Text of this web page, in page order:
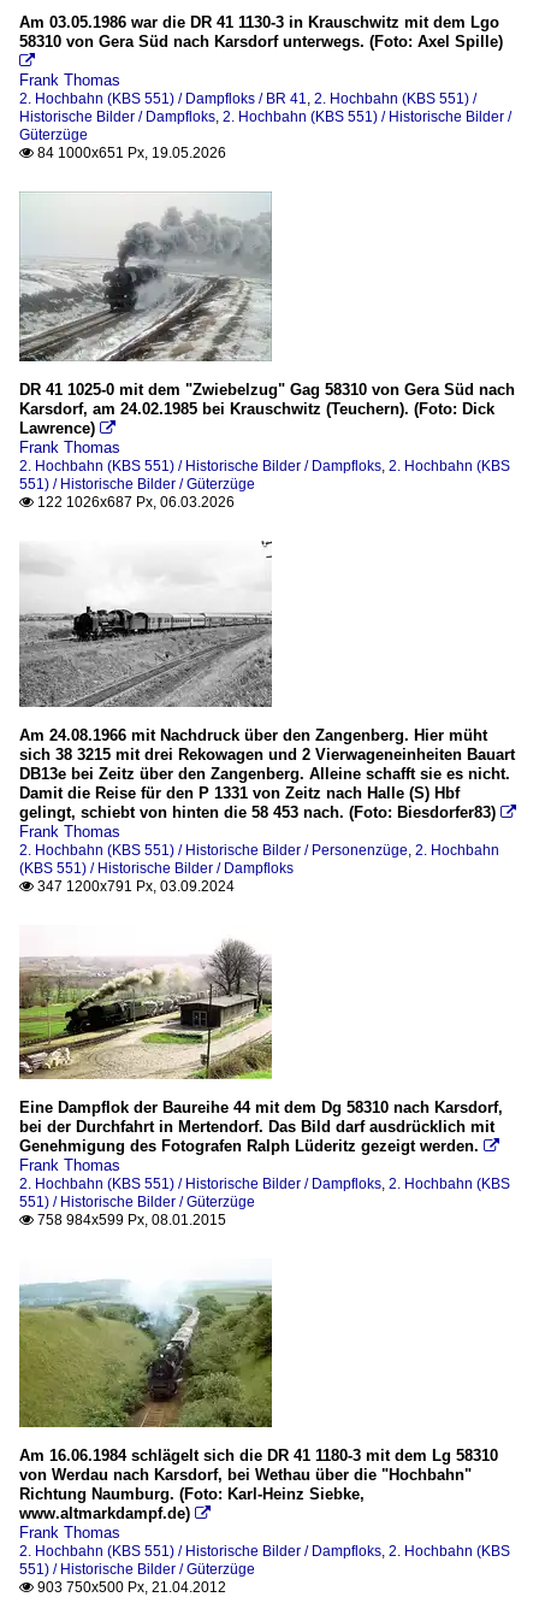
Historische Bilder
Güterzüge
Personenzüge
2009
2010
2015
Am 03.05.1986 war die DR 41 1130-3 in Krauschwitz mit dem Lgo
58310 von Gera Süd nach Karsdorf unterwegs. (Foto: Axel Spille)

Frank Thomas
2. Hochbahn (KBS 551) / Dampfloks / BR 41, 2. Hochbahn (KBS 551) /
Historische Bilder / Dampfloks, 2. Hochbahn (KBS 551) / Historische Bilder /
Güterzüge
 84 1000x651 Px, 19.05.2026
DR 41 1025-0 mit dem "Zwiebelzug" Gag 58310 von Gera Süd nach
Karsdorf, am 24.02.1985 bei Krauschwitz (Teuchern). (Foto: Dick
Lawrence) 
Frank Thomas
2. Hochbahn (KBS 551) / Historische Bilder / Dampfloks, 2. Hochbahn (KBS
551) / Historische Bilder / Güterzüge
 122 1026x687 Px, 06.03.2026
Am 24.08.1966 mit Nachdruck über den Zangenberg. Hier müht
sich 38 3215 mit drei Rekowagen und 2 Vierwageneinheiten Bauart
DB13e bei Zeitz über den Zangenberg. Alleine schafft sie es nicht.
Damit die Reise für den P 1331 von Zeitz nach Halle (S) Hbf
gelingt, schiebt von hinten die 58 453 nach. (Foto: Biesdorfer83) 
Frank Thomas
2. Hochbahn (KBS 551) / Historische Bilder / Personenzüge, 2. Hochbahn
(KBS 551) / Historische Bilder / Dampfloks
 347 1200x791 Px, 03.09.2024
Eine Dampflok der Baureihe 44 mit dem Dg 58310 nach Karsdorf,
bei der Durchfahrt in Mertendorf. Das Bild darf ausdrücklich mit
Genehmigung des Fotografen Ralph Lüderitz gezeigt werden. 
Frank Thomas
2. Hochbahn (KBS 551) / Historische Bilder / Dampfloks, 2. Hochbahn (KBS
551) / Historische Bilder / Güterzüge
 758 984x599 Px, 08.01.2015
Am 16.06.1984 schlägelt sich die DR 41 1180-3 mit dem Lg 58310
von Werdau nach Karsdorf, bei Wethau über die "Hochbahn"
Richtung Naumburg. (Foto: Karl-Heinz Siebke,
www.altmarkdampf.de) 
Frank Thomas
2. Hochbahn (KBS 551) / Historische Bilder / Dampfloks, 2. Hochbahn (KBS
551) / Historische Bilder / Güterzüge
 903 750x500 Px, 21.04.2012